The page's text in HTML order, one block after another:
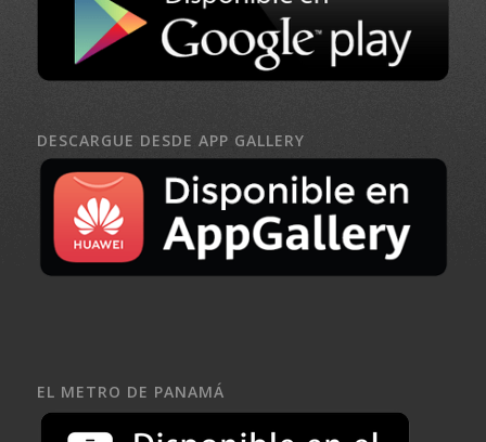
DESCARGUE DESDE APP GALLERY
EL METRO DE PANAMÁ